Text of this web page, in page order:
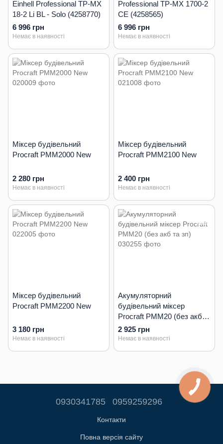
Einhell Professional TP-MX
18-2 Li BL - Solo (4258770)
6 996 грн
Немає в наявності
Professional TP-MX 1700-2
CE (4258565)
6 996 грн
Немає в наявності
Міксер будівельний
Procraft PMM2000 New
2 280 грн
Немає в наявності
Міксер будівельний
Procraft PMM2100 New
2 400 грн
Немає в наявності
Міксер будівельний
Procraft PMM2200 New
3 180 грн
Немає в наявності
Акумуляторний
будівельний міксер
Procraft PMM20 (без акб
та зп)
2 925 грн
Немає в наявності
0930341785 0959259296
Контакти
Повна версія сайту